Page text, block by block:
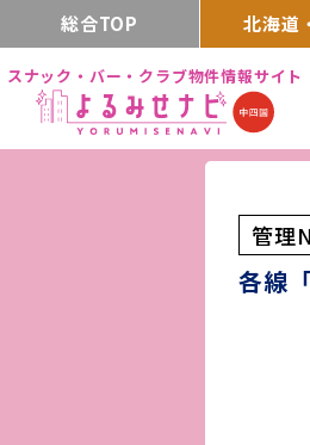
総合TOP 北海道
スナック・バー・クラブ物件情報サイト
管理
各線